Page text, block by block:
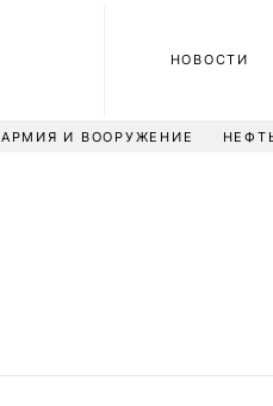
НОВОСТИ
АРМИЯ И ВООРУЖЕНИЕ